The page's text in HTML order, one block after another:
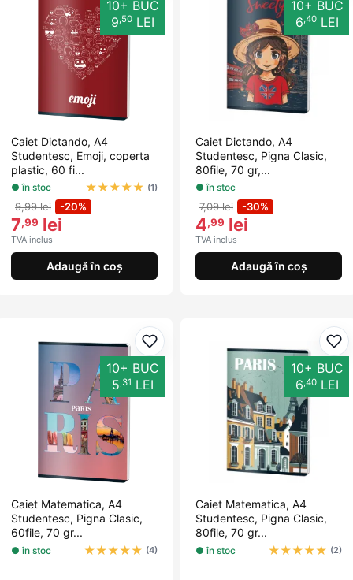
10+ BUC
9,50LEI
Caiet Dictando, A4
Studentesc, Emoji, coperta
plastic, 60 fi...
● în stoc ★★★★★ (1)
9,99 lei -20%
7,99 lei
TVA inclus
Adaugă în coș
10+ BUC
6,40LEI
Caiet Dictando, A4
Studentesc, Pigna Clasic,
80file, 70 gr,...
● în stoc
7,09 lei -30%
4,99 lei
TVA inclus
Adaugă în coș
Adaugă la favorite
10+ BUC
5 ,31 LEI
Caiet Matematica, A4
Studentesc, Pigna Clasic,
60file, 70 gr...
● în stoc ★★★★★ (4)
10+ BUC
6 ,40LEI
Caiet Matematica, A4
Studentesc, Pigna Clasic,
80file, 70 gr...
● în stoc ★★★★★ (2)